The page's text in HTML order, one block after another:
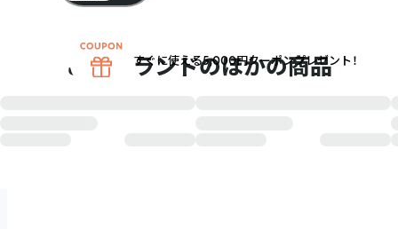
このブランドのほかの商品
すぐに使える5,000円クーポンプレゼント！